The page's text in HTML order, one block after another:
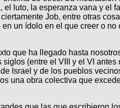
luto, la esperanza vana y el
Job, entre otras
un ídolo en el que creer o
que ha llegado hasta
(entre el VIII y el VI
Israel y de los pueblos
una obra colectiva que